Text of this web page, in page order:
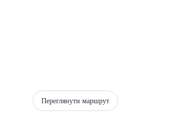
Переглянути маршрут